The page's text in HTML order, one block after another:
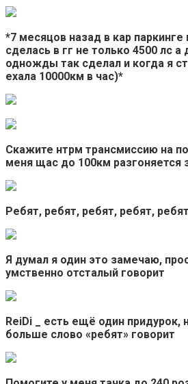
*7 месяцов назад в кар
сделась в гг не только 4500 лс
одножды так сделал и когда я
ехала 10000км в час)*
Скажите нтрм трансмиссию на
меня щас до 100км разгоняется
Ребят, ребят, ребят, ребят,
Я думал я один это замечаю,
умственно отсталый говорит
ReiDi _ есть ещё один придурок,
больше слово «ребят» говорит